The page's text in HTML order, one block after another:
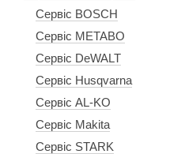
Сервіс BOSCH
Сервіс METABO
Сервіс DeWALT
Сервіс Husqvarna
Сервіс AL-KO
Сервіс Makita
Сервіс STARK